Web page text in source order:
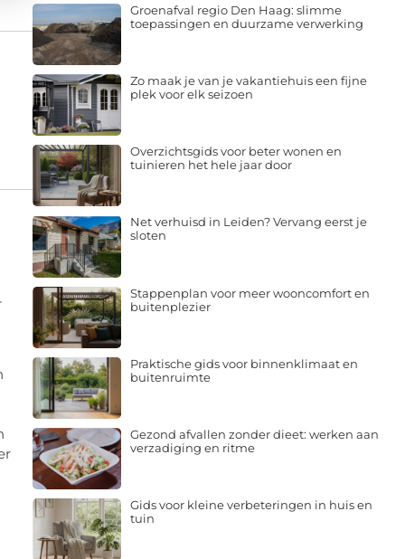
Groenafval regio Den Haag: slimme
toepassingen en duurzame verwerking
Zo maak je van je vakantiehuis een fijne
plek voor elk seizoen
Overzichtsgids voor beter wonen en
tuinieren het hele jaar door
Net verhuisd in Leiden? Vervang eerst je
sloten
Stappenplan voor meer wooncomfort en
buitenplezier
Praktische gids voor binnenklimaat en
buitenruimte
Gezond afvallen zonder dieet: werken aan
verzadiging en ritme
Gids voor kleine verbeteringen in huis en
tuin